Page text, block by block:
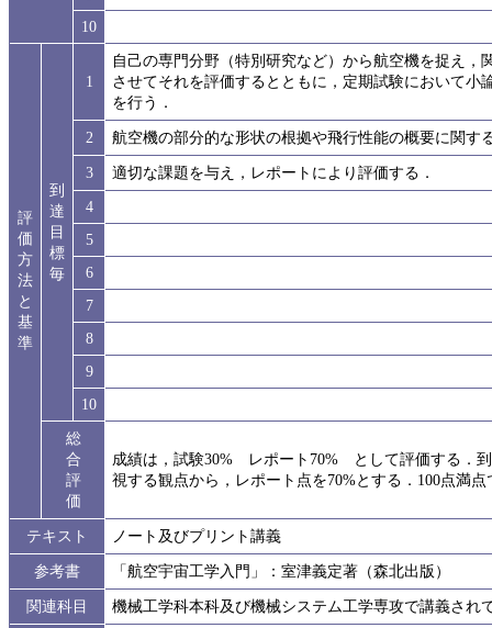
10
評
価
方
法
と
基
準
到
達
目
標
毎
1
自己の専門分野（特別研究など）から航空機を捉え
させてそれを評価するとともに，定期試験において
を行う．
2
航空機の部分的な形状の根拠や飛行性能の概要に関す
3
適切な課題を与え，レポートにより評価する．
4
5
6
7
8
9
10
総
合
評
価
成績は，試験30% レポート70% として評価する．
視する観点から，レポート点を70%とする．100点満
テキスト
ノート及びプリント講義
参考書
「航空宇宙工学入門」：室津義定著（森北出版）
関連科目
機械工学科本科及び機械システム工学専攻で講義され